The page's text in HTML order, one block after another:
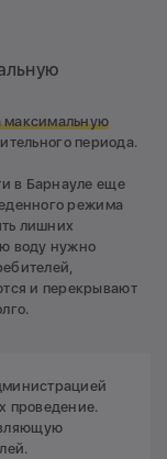
максимальную
периода.
в Барнауле еще
режима
лишних
воду нужно
и перекрывают
проведение.